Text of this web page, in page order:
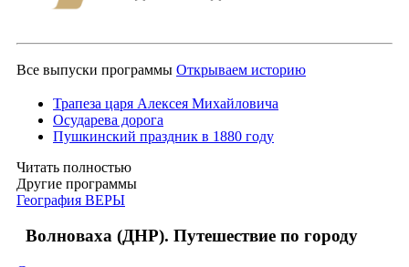
Все выпуски программы Открываем историю
Трапеза царя Алексея Михайловича
Осударева дорога
Пушкинский праздник в 1880 году
Читать полностью
Другие программы
География ВЕРЫ
Волноваха (ДНР). Путешествие по городу